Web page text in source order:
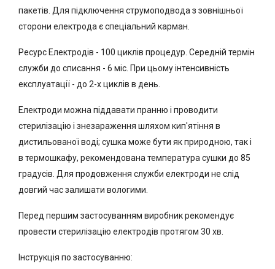
пакетів. Для підключення струмоподвода з зовнішньої
сторони електрода є спеціальний карман.
Ресурс Електродів - 100 циклів процедур. Середній термін
служби до списання - 6 міс. При цьому інтенсивність
експлуатації - до 2-х циклів в день.
Електроди можна піддавати пранню і проводити
стерилізацію і знезараження шляхом кип'ятіння в
дистильованої воді; сушка може бути як природною, так і
в термошкафу, рекомендована температура сушки до 85
градусів. Для продовження служби електроди не слід
довгий час залишати вологими.
Перед першим застосуванням виробник рекомендує
провести стерилізацію електродів протягом 30 хв.
Інструкція по застосуванню: